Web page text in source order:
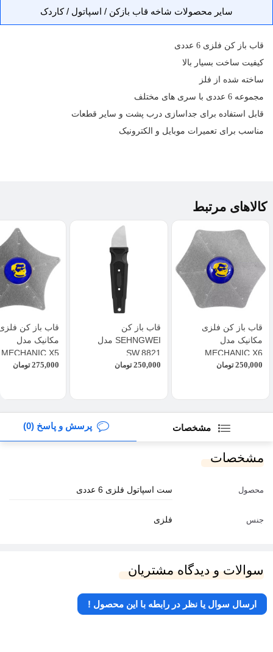
سایر محصولات شاخه قاب بازکن / اسپاتول / کاردک
قاب باز کن فلزی 6 عددی
کیفیت ساخت بسیار بالا
ساخته شده از فلز
مجموعه 6 عددی با سری های مختلف
قابل استفاده برای جداسازی درب پشت و سایر قطعات
مناسب برای تعمیرات موبایل و الکترونیک
کالاهای مرتبط
قاب باز کن فلزی
مکانیک مدل
MECHANIC X6
250,000 تومان
قاب باز کن
SEHNGWEI مدل
SW.8821
250,000 تومان
قاب باز کن
مکانیک مدل
MECHANIC X5
275,000 تومان
مشخصات پرسش و پاسخ (0)
مشخصات
محصول ست اسپاتول فلزی 6 عددی
جنس فلزی
سوالات و دیدگاه مشتریان
ارسال سوال یا نظر در رابطه با این محصول !